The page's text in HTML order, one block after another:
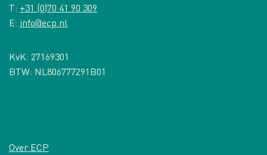
T: +31 (0)70 41 90 309
E: info@ecp.nl
KvK: 27169301
BTW: NL806777291B01
Over ECP